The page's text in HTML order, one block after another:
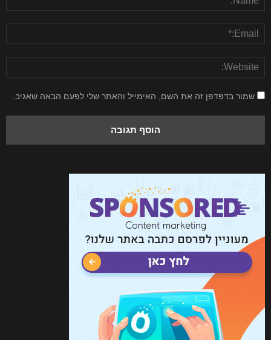
שמור בדפדפן זה את השם, האימייל והאתר שלי לפעם הבאה שאגיב.